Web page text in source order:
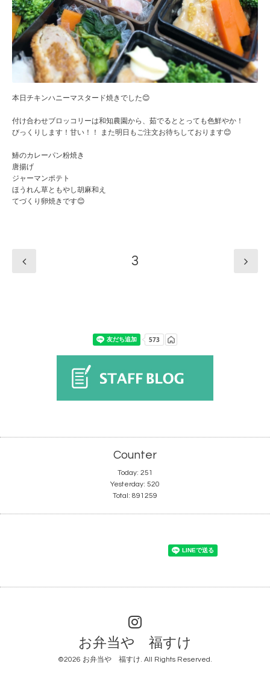
本日チキンハニーマスタード焼きでした😊
付け合わせブロッコリーは和知農園から、茹でるととっても色鮮やか！
びっくりします！甘い！！ また明日もご注文お待ちしております😊
鰆のカレーパン粉焼き
唐揚げ
ジャーマンポテト
ほうれん草ともやし胡麻和え
てづくり卵焼きです😊
3
Counter
Today: 251
Yesterday: 520
Total: 891259
お弁当や 福すけ
©2026 お弁当や 福すけ. All Rights Reserved.